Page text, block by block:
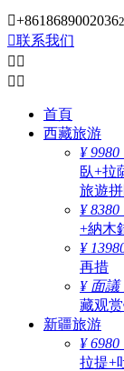
+8618689002036
联系我们
 
 
首頁
西藏旅游
¥ 9980
臥+拉
旅遊
¥ 8380
+納木
¥
再措
¥ 面議
藏观
新疆旅游
¥ 6980
拉提+